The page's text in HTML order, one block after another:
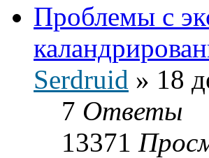
Проблемы с
Serdruid » 18
7 Ответы
13371